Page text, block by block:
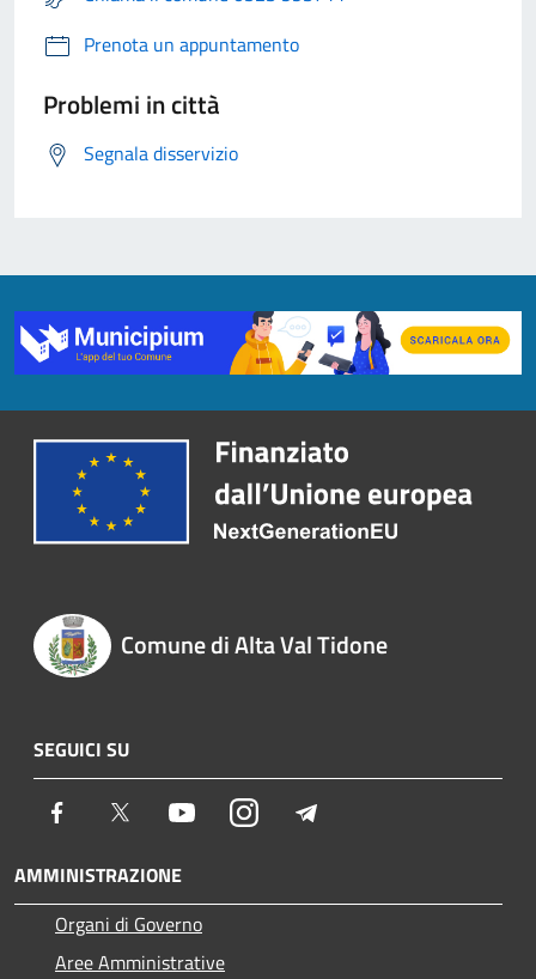
Prenota un appuntamento
Problemi in città
Segnala disservizio
Comune di Alta Val Tidone
SEGUICI SU
Facebook Twitter YoutubeInstagram
AMMINISTRAZIONE
Organi di Governo
Aree Amministrative